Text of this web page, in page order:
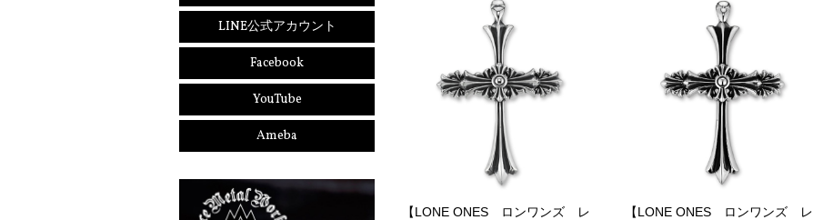
【LONE ONES ロンワンズ レ
【LONE ONES ロンワンズ レ
LINE公式アカウント
Facebook
YouTube
Ameba